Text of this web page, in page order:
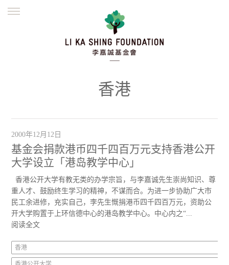
繁體
香港
2000年12月12日
基金会捐款港币四千四百万元支持香港公开
大学设立「港岛教学中心」
香港公开大学有教无类的办学宗旨，与李嘉诚先生崇尚知识、尊
重人才、鼓励终生学习的精神，不谋而合。为进一步协助广大市
民工余进修，充实自己，李先生慨捐港币四千四百万元，资助公
开大学购置于上环信德中心的港岛教学中心。中心内之“...
阅读全文
香港